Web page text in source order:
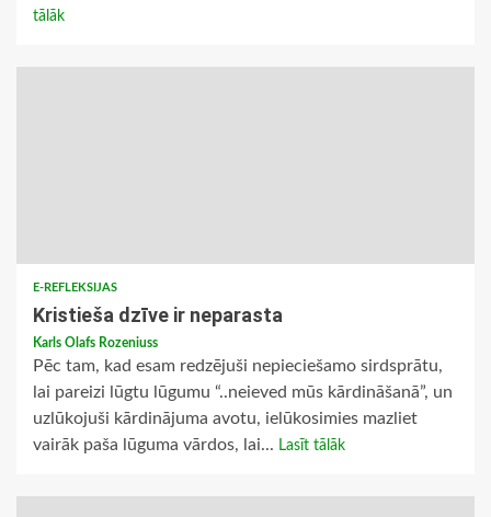
tālāk
E-REFLEKSIJAS
Kristieša dzīve ir neparasta
Karls Olafs Rozeniuss
Pēc tam, kad esam redzējuši nepieciešamo sirdsprātu,
lai pareizi lūgtu lūgumu “..neieved mūs kārdināšanā”, un
uzlūkojuši kārdinājuma avotu, ielūkosimies mazliet
vairāk paša lūguma vārdos, lai... Lasīt tālāk